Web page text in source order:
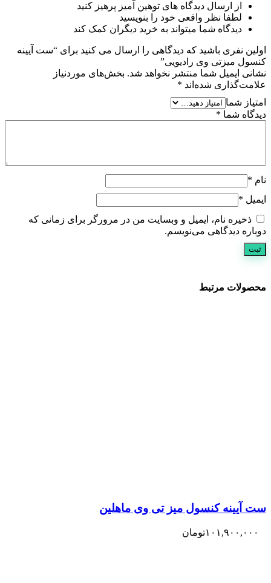
از ارسال دیدگاه های توهین آمیز پرهیز کنید
لطفا نظر واقعی خود را بنویسید
دیدگاه شما میتواند به خرید دیگران کمک کند
اولین نفری باشید که دیدگاهی را ارسال می کنید برای “ست آیینه
کنسول میزتی وی رادیویی”
نشانی ایمیل شما منتشر نخواهد شد. بخش‌های موردنیاز
علامت‌گذاری شده‌اند *
امتیاز شما
دیدگاه شما *
نام *
ایمیل *
ذخیره نام، ایمیل و وبسایت من در مرورگر برای زمانی که
دوباره دیدگاهی می‌نویسم.
محصولات مرتبط
ست آیینه کنسول میز تی وی ماهلین
۱۰۱,۹۰۰,۰۰۰تومان